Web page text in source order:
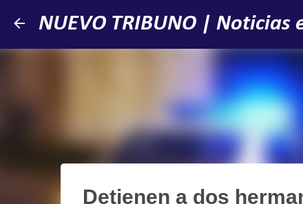
NUEVO TRIBUNO | Noticias
Detienen a dos